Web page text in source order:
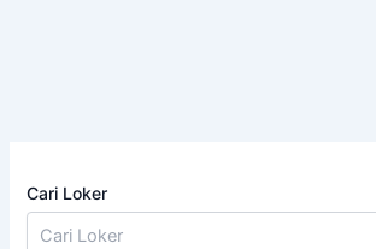
Cari Loker